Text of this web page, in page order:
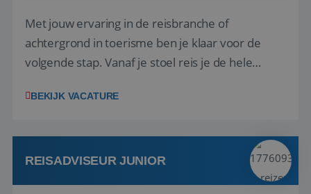
Met jouw ervaring in de reisbranche of
achtergrond in toerisme ben je klaar voor de
volgende stap. Vanaf je stoel reis je de hele
wensen van je team, je klant en wat er in de
klanten te overtuigen om die droomreis te
boeken! ...
BEKIJK VACATURE
REISADVISEUR JUNIOR